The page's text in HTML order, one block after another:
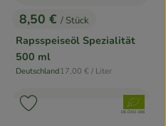
, Preis:
8,50 € / Stück
Rapsspeiseöl Spezialität
500 ml
, Herkunft:
Deutschland, Referenzpreis:
17,00 € / Liter
, Verband:
, Kontrollstelle:
DE-ÖKO-006
Produkt zu Favouriten hinzufügen